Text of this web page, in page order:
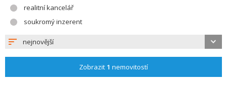
realitní kancelář
soukromý inzerent
nejnovější
Zobrazit 1 nemovitostí